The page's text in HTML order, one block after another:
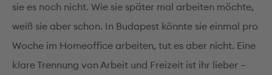
sie es noch nicht. Wie sie später mal arbeiten möchte,
weiß sie aber schon. In Budapest könnte sie einmal pro
Woche im Homeoffice arbeiten, tut es aber nicht. Eine
klare Trennung von Arbeit und Freizeit ist ihr lieber –